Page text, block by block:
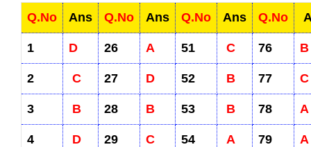
Q.No Ans Q.No Ans Q.No Ans Q.No
1 D 26 A 51 C 76 B
2 C 27 D 52 B 77 C
3 B 28 B 53 B 78 A
4 D 29 C 54 A 79 A